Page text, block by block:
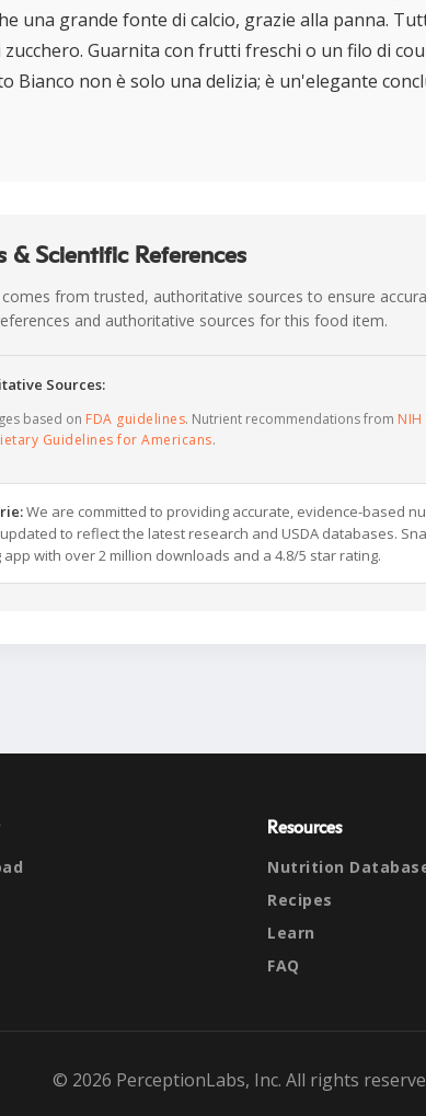
una grande fonte di calcio, grazie alla panna.
Guarnita con frutti freschi o un filo di
Bianco non è solo una delizia; è un'elegante
& Scientific References
from trusted, authoritative sources to ensure
and authoritative sources for this food item.
Sources:
based on FDA guidelines. Nutrient recommendations from
Guidelines for Americans.
We are committed to providing accurate, evidence-based
to reflect the latest research and USDA databases.
with over 2 million downloads and a 4.8/5 star rating.
Resources
Nutrition
Recipes
Learn
FAQ
© 2026 PerceptionLabs, Inc. All rights